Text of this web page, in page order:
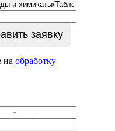
заявку
на обработку